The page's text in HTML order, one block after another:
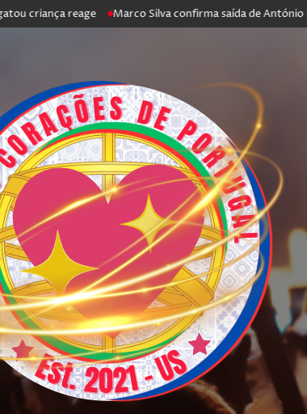
reage Marco Silva confirma saída de António Silva: